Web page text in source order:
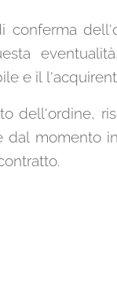
e il
dell'ordine,
momento